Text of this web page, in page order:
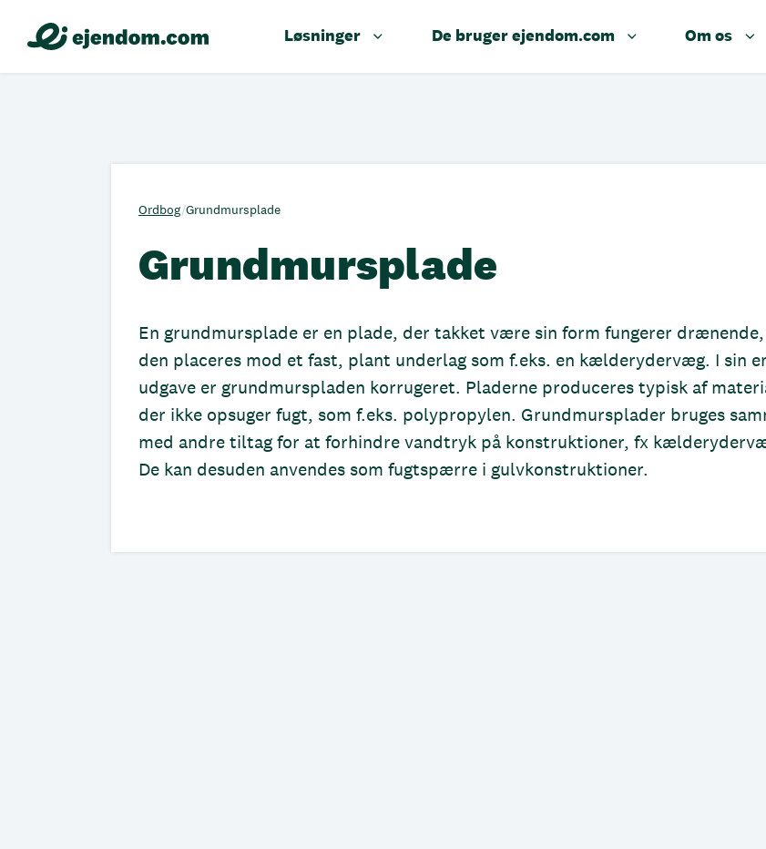
Løsninger De bruger ejendom.com Om os
Ordbog/Grundmursplade
Grundmursplade
En grundmursplade er en plade, der takket være sin form fungerer
den placeres mod et fast, plant underlag som f.eks. en kælderydervæg. I sin
udgave er grundmurspladen korrugeret. Pladerne produceres typisk af
der ikke opsuger fugt, som f.eks. polypropylen. Grundmursplader bruges
med andre tiltag for at forhindre vandtryk på konstruktioner, fx
De kan desuden anvendes som fugtspærre i gulvkonstruktioner.